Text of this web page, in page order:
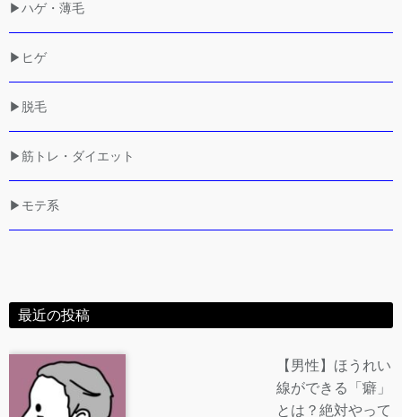
▶ハゲ・薄毛
▶ヒゲ
▶脱毛
▶筋トレ・ダイエット
▶モテ系
最近の投稿
【男性】ほうれい
線ができる「癖」
とは？絶対やって